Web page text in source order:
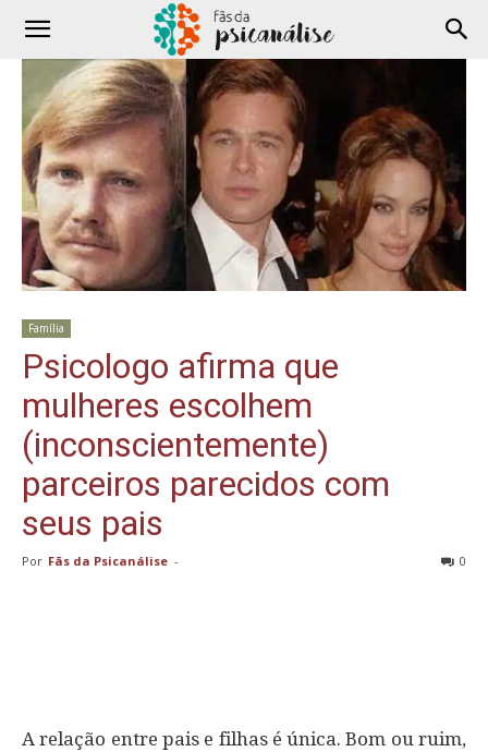
Família
Psicologo afirma que
mulheres escolhem
(inconscientemente)
parceiros parecidos com
seus pais
Por Fãs da Psicanálise - 0
A relação entre pais e filhas é única. Bom ou ruim,